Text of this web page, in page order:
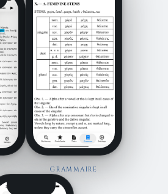
GRAMMAIRE